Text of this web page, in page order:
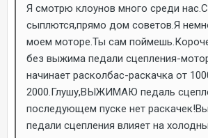
Я смотрю клоунов много среди
сыплются,прямо дом советов.Я
моем моторе.Ты сам
без выжима педали сцепления-
начинает расколбас-раскачка от
2000.Глушу,ВЫЖИМАЮ педаль
последующем пуске нет
педали сцепления влияет на